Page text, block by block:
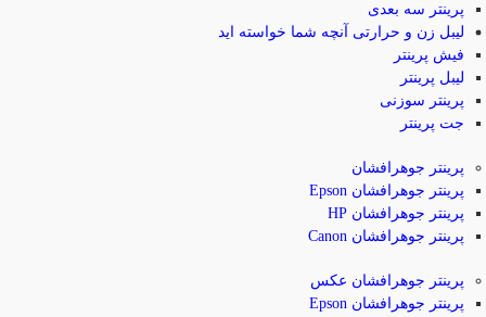
پرینتر سه بعدی
لیبل زن و حرارتی
آنچه شما خواسته اید
فیش پرینتر
لیبل پرینتر
پرینتر سوزنی
جت پرینتر
پرینتر جوهرافشان
پرینتر جوهرافشان Epson
پرینتر جوهرافشان HP
پرینتر جوهرافشان Canon
پرینتر جوهرافشان عکس
پرینتر جوهرافشان Epson